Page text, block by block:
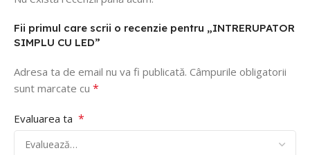
Fii primul care scrii o recenzie pentru „INTRERUPATOR
SIMPLU CU LED”
Adresa ta de email nu va fi publicată. Câmpurile obligatorii
sunt marcate cu *
Evaluarea ta *